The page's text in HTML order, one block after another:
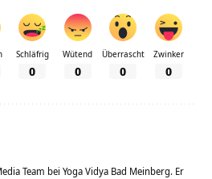
Schläfrig
0
Wütend
0
Überrascht
0
Zwinker
0
Team bei Yoga Vidya Bad Meinberg. Er